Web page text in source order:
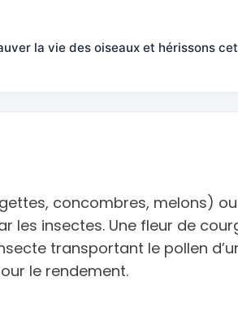
la vie des oiseaux et hérissons
concombres, melons)
les insectes. Une fleur de
transportant le pollen
le rendement.